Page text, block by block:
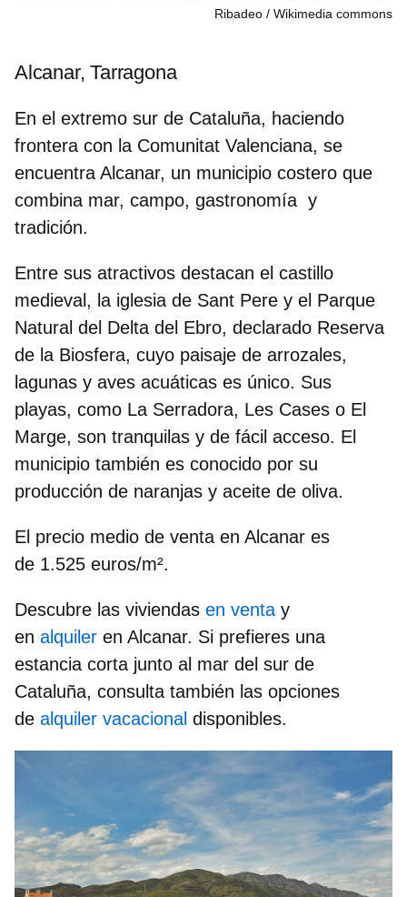
Ribadeo Wikimedia commons
Alcanar, Tarragona
En el extremo sur de Cataluña, haciendo
frontera con la Comunitat Valenciana, se
encuentra Alcanar, un municipio costero que
combina mar, campo, gastronomía y
tradición.
Entre sus atractivos destacan el castillo
medieval, la iglesia de Sant Pere y el Parque
Natural del Delta del Ebro, declarado Reserva
de la Biosfera, cuyo paisaje de arrozales,
lagunas y aves acuáticas es único. Sus
playas, como La Serradora, Les Cases o El
Marge, son tranquilas y de fácil acceso. El
municipio también es conocido por su
producción de naranjas y aceite de oliva.
El precio medio de venta en Alcanar es
de 1.525 euros/m².
Descubre las viviendas en venta y
en alquiler en Alcanar. Si prefieres una
estancia corta junto al mar del sur de
Cataluña, consulta también las opciones
de alquiler vacacional disponibles.